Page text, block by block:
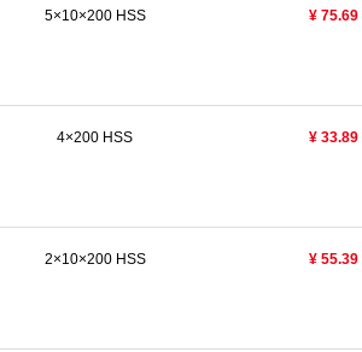
5×10×200 HSS ¥ 75.69
4×200 HSS ¥ 33.89
2×10×200 HSS ¥ 55.39